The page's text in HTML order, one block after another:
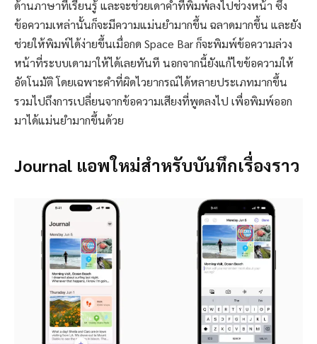
ด้านภาษาที่เรียนรู้ และจะช่วยเดาคำที่พิมพ์ลงไปช่วงหน้า ซึ่ง
ข้อความเหล่านั้นก็จะมีความแม่นยำมากขึ้น ฉลาดมากขึ้น และยัง
ช่วยให้พิมพ์ได้ง่ายขึ้นเมื่อกด Space Bar ก็จะพิมพ์ข้อความล่วง
หน้าที่ระบบเดามาให้ได้เลยทันที นอกจากนี้ยังแก้ไขข้อความให้
อัตโนมัติ โดยเฉพาะคำที่ผิดไวยากรณ์ได้หลายประเภทมากขึ้น
รวมไปถึงการเปลี่ยนจากข้อความเสียงที่พูดลงไป เพื่อพิมพ์ออก
มาได้แม่นยำมากขึ้นด้วย
Journal แอพใหม่สำหรับบันทึกเรื่องราว